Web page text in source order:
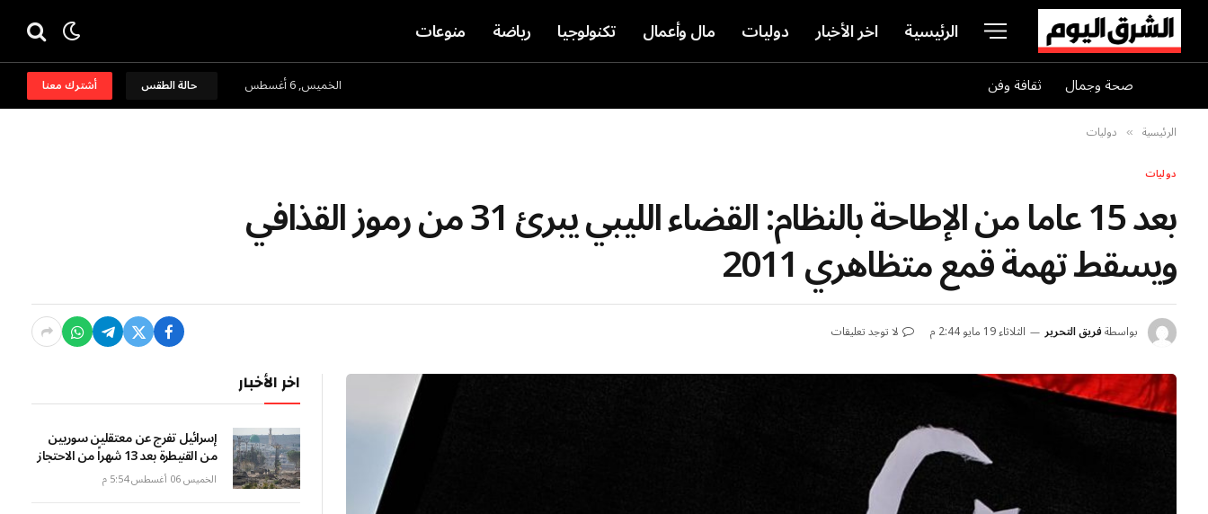
الرئيسية اخر الأخبار دوليات مال وأعمال تكنولوجيا رياضة منوعات
صحة وجمال ثقافة وفن الخميس, 6 أغسطس حالة الطقس أشترك معنا
الرئيسية » دوليات
دوليات
بعد 15 عاما من الإطاحة بالنظام: القضاء الليبي يبرئ 31 من رموز القذافي
ويسقط تهمة قمع متظاهري 2011
بواسطةفريق التحرير الثلاثاء 19 مايو 2:44 م لا توجد تعليقات
اخر الأخبار
إسرائيل تفرج عن معتقلين سوريين
من القنيطرة بعد 13 شهراً من الاحتجاز
الخميس 06 أغسطس 5:54 م